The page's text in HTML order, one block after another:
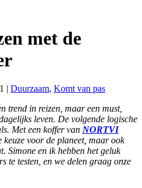
met de
| Duurzaam, Komt van pas
trend in reizen, maar een must,
leven. De volgende logische
Met een koffer van NORTVI
keuze voor de planeet, maar ook
Simone en ik hebben het geluk
te testen, en we delen graag onze